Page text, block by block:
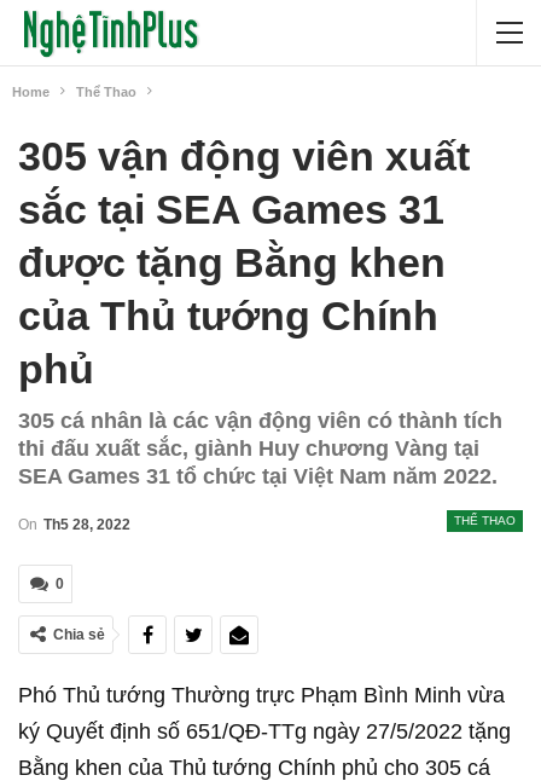
Home Thể Thao
305 vận động viên xuất
sắc tại SEA Games 31
được tặng Bằng khen
của Thủ tướng Chính
phủ
305 cá nhân là các vận động viên có thành tích
thi đấu xuất sắc, giành Huy chương Vàng tại
SEA Games 31 tổ chức tại Việt Nam năm 2022.
THỂ THAO
On Th5 28, 2022
0
Chia sẻ
Phó Thủ tướng Thường trực Phạm Bình Minh vừa
ký Quyết định số 651/QĐ-TTg ngày 27/5/2022 tặng
Bằng khen của Thủ tướng Chính phủ cho 305 cá